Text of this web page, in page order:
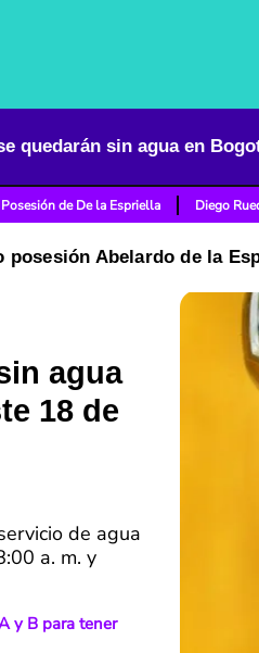
Posesión de De la Espriella Diego
posesión Abelardo de la
agua
18 de
de agua
a. m. y
y B para tener